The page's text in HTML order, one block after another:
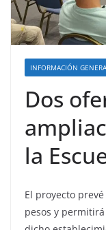
INFORMACIÓN
Dos
la
El proyecto
pesos y